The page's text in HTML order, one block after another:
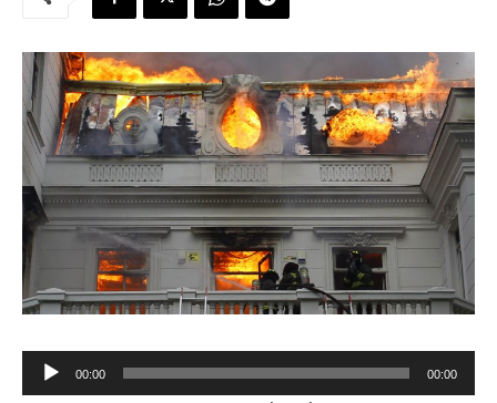
e
00:00 00:00